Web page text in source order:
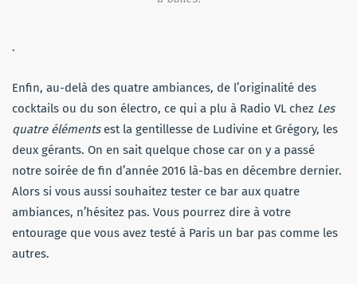
.
Enfin, au-delà des quatre ambiances, de l’originalité des
cocktails ou du son électro, ce qui a plu à Radio VL chez Les
quatre élémentsest la gentillesse de Ludivine et Grégory, les
deux gérants. On en sait quelque chose car on y a passé
notre soirée de fin d’année 2016 là-bas en décembre dernier.
Alors si vous aussi souhaitez tester ce bar aux quatre
ambiances, n’hésitez pas. Vous pourrez dire à votre
entourage que vous avez testé à Paris un bar pas comme les
autres.